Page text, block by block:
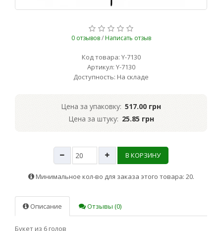
0 отзывов/ Написать отзыв
Код товара: Y-7130
Артикул: Y-7130
Доступность: На складе
Цена за упаковку: 517.00 грн
Цена за штуку: 25.85 грн
В КОРЗИНУ
Минимальное кол-во для заказа этого товара: 20.
Описание Отзывы (0)
Букет из 6 голов